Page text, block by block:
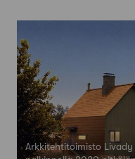
Arkkitehtitoimisto Livady